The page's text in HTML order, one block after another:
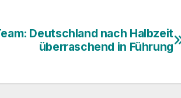
Deutschland nach Halbzeit
überraschend in Führung